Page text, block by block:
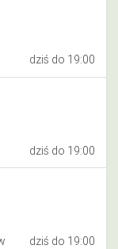
dziś do 19:00
dziś do 19:00
dziś do 19:00